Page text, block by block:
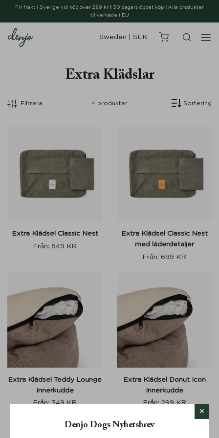
Fri frakt i Sverige vid köp över 299 kr 30 dagars öppet köp
Alla produkter
tillverkade i EU
Sweden SEK
Extra Klädslar
Filtrera 4 produkter Sortering
Extra Klädsel Classic Nest
Från: 649 KR
Extra Klädsel Classic Nest
med läderdetaljer
Från: 699 KR
Extra Klädsel Teddy Lounge
Innerkudde
Från:349KR
Extra Klädsel Donut Icon
Innerkudde
Från:299KR
Denjo Dogs Nyhetsbrev